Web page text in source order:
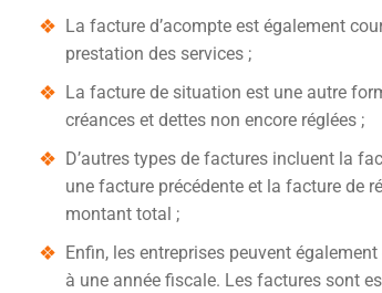
La facture d’acompte est également
prestation des services ;
La facture de situation est une autre
créances et dettes non encore réglées ;
D’autres types de factures incluent la
une facture précédente et la facture de
montant total ;
Enfin, les entreprises peuvent
à une année fiscale. Les factures sont